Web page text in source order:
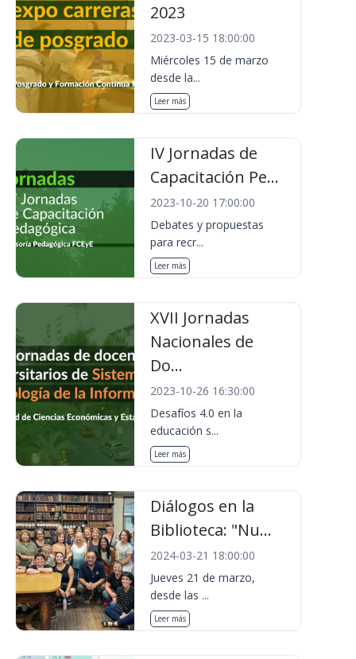
2023
2023-03-15 18:00:00
Miércoles 15 de marzo
desde la...
Leer más
IV Jornadas de
Capacitación Pe...
2023-10-20 17:00:00
Debates y propuestas
para recr...
Leer más
XVII Jornadas
Nacionales de
Do...
2023-10-26 16:30:00
Desafíos 4.0 en la
educación s...
Leer más
Diálogos en la
Biblioteca: "Nu...
2024-03-21 18:00:00
Jueves 21 de marzo,
desde las ...
Leer más